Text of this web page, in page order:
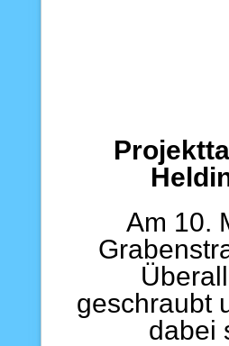
Am 10.
geschraubt
dabei